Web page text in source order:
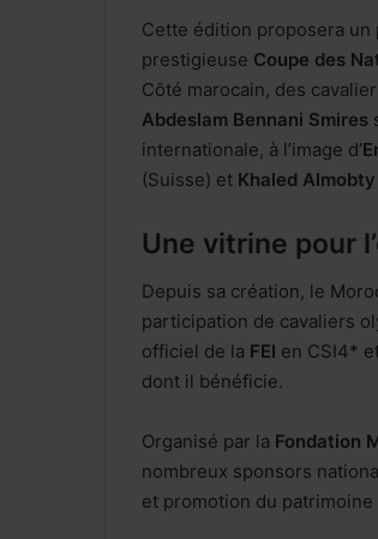
Cette édition proposera
prestigieuse Coupe des
Côté marocain, des
Abdeslam Bennani Smires
internationale, à l’image d’
(Suisse) et Khaled Almobty
Une vitrine pour
Depuis sa création, le
participation de cavaliers
officiel de la FEI en CSI4*
dont il bénéficie.
Organisé par la Fondation
nombreux sponsors
et promotion du